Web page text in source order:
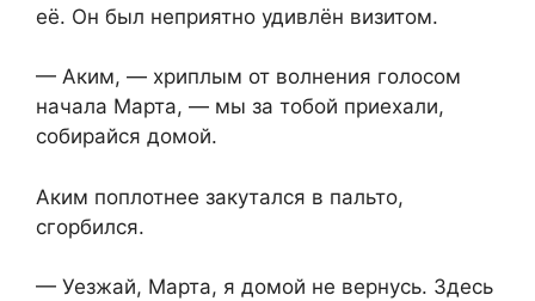
её. Он был неприятно удивлён визитом.
— Аким, — хриплым от волнения голосом
начала Марта, — мы за тобой приехали,
собирайся домой.
Аким поплотнее закутался в пальто,
сгорбился.
— Уезжай, Марта, я домой не вернусь. Здесь